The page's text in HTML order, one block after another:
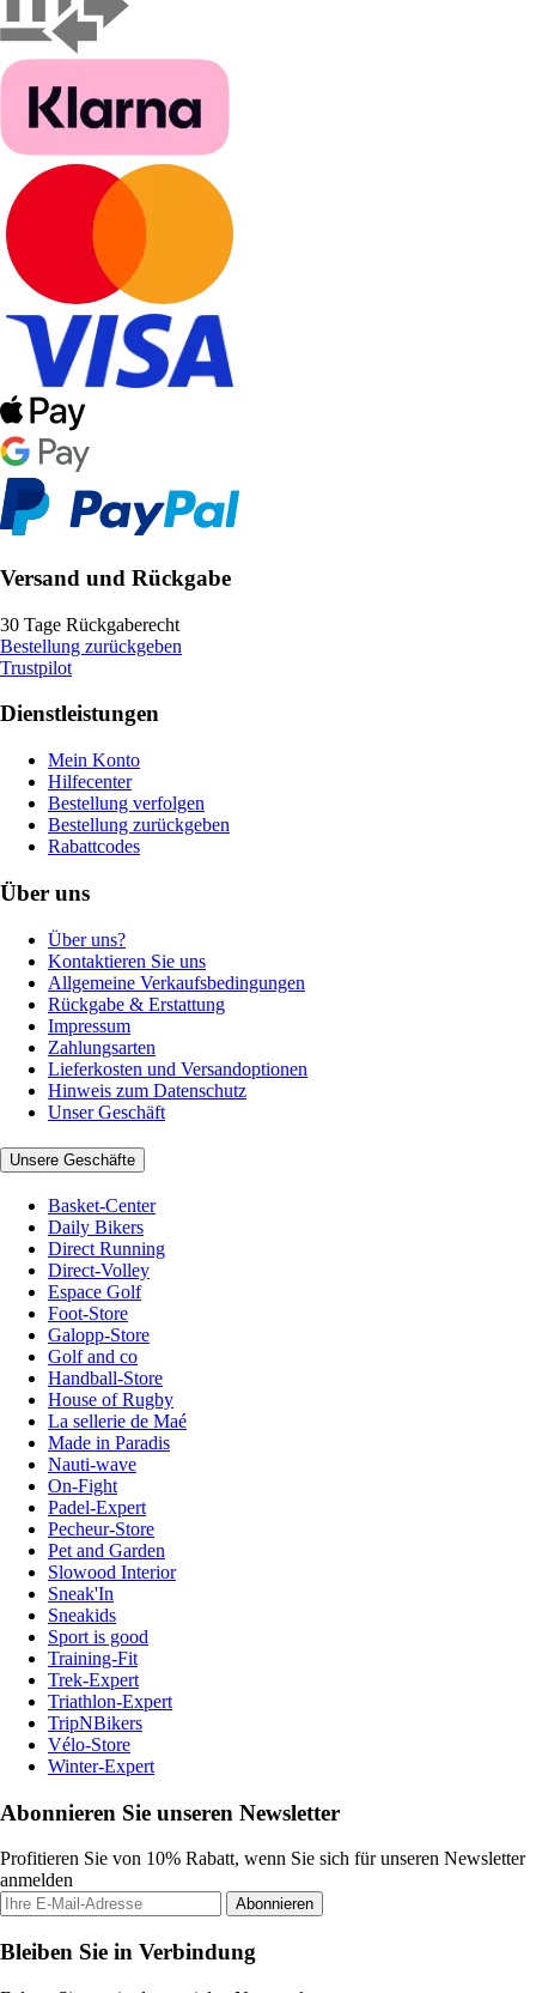
Versand und Rückgabe
30 Tage Rückgaberecht
Bestellung zurückgeben
Trustpilot
Dienstleistungen
Mein Konto
Hilfecenter
Bestellung verfolgen
Bestellung zurückgeben
Rabattcodes
Über uns
Über uns?
Kontaktieren Sie uns
Allgemeine Verkaufsbedingungen
Rückgabe & Erstattung
Impressum
Zahlungsarten
Lieferkosten und Versandoptionen
Hinweis zum Datenschutz
Unser Geschäft
Unsere Geschäfte
Basket-Center
Daily Bikers
Direct Running
Direct-Volley
Espace Golf
Foot-Store
Galopp-Store
Golf and co
Handball-Store
House of Rugby
La sellerie de Maé
Made in Paradis
Nauti-wave
On-Fight
Padel-Expert
Pecheur-Store
Pet and Garden
Slowood Interior
Sneak'In
Sneakids
Sport is good
Training-Fit
Trek-Expert
Triathlon-Expert
TripNBikers
Vélo-Store
Winter-Expert
Abonnieren Sie unseren Newsletter
Profitieren Sie von 10% Rabatt, wenn Sie sich für unseren Newsletter
anmelden
Abonnieren
Bleiben Sie in Verbindung